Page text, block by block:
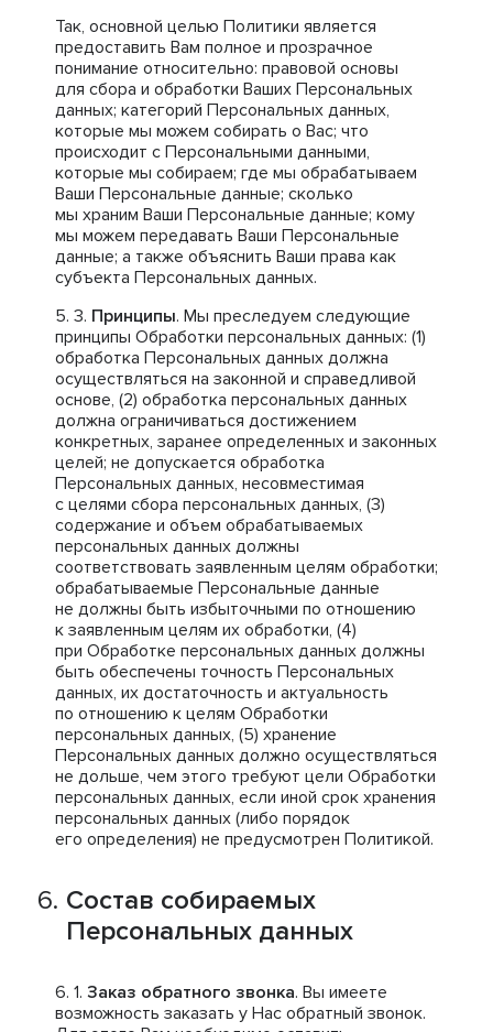
Так, основной целью Политики является
предоставить Вам полное и прозрачное
понимание относительно: правовой основы
для сбора и обработки Ваших Персональных
данных; категорий Персональных данных,
которые мы можем собирать о Вас; что
происходит с Персональными данными,
которые мы собираем; где мы обрабатываем
Ваши Персональные данные; сколько
мы храним Ваши Персональные данные; кому
мы можем передавать Ваши Персональные
данные; а также объяснить Ваши права как
субъекта Персональных данных.
Принципы. Мы преследуем следующие
принципы Обработки персональных данных: (1)
обработка Персональных данных должна
осуществляться на законной и справедливой
основе, (2) обработка персональных данных
должна ограничиваться достижением
конкретных, заранее определенных и законных
целей; не допускается обработка
Персональных данных, несовместимая
с целями сбора персональных данных, (3)
содержание и объем обрабатываемых
персональных данных должны
соответствовать заявленным целям обработки;
обрабатываемые Персональные данные
не должны быть избыточными по отношению
к заявленным целям их обработки, (4)
при Обработке персональных данных должны
быть обеспечены точность Персональных
данных, их достаточность и актуальность
по отношению к целям Обработки
персональных данных, (5) хранение
Персональных данных должно осуществляться
не дольше, чем этого требуют цели Обработки
персональных данных, если иной срок хранения
персональных данных (либо порядок
его определения) не предусмотрен Политикой.
Состав собираемых
Персональных данных
Заказ обратного звонка. Вы имеете
возможность заказать у Нас обратный звонок.